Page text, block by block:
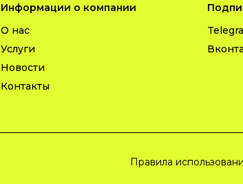
Информации о компании
О нас
Услуги
Новости
Контакты
Правила